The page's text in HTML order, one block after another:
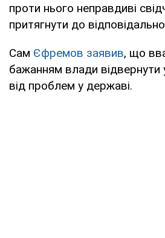
проти нього неправдиві
притягнути до
Сам Єфремов заявив, що
бажанням влади відвернути
від проблем у державі.